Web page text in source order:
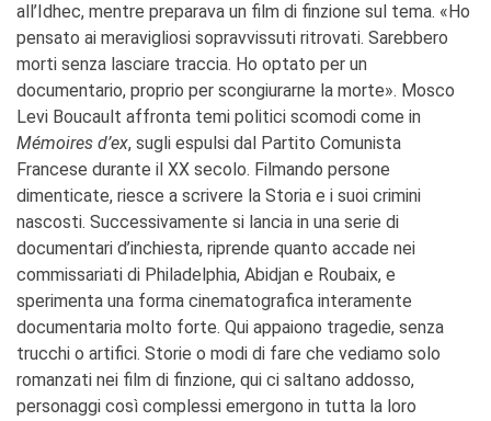
Coopération universitaire
Étudier en France
Soggiorni linguistici in
Francia
KULTUR ENSEMBLE
PALERME
Atelier Panormos - La
Bottega
Appels à candidatures
Résidences 2026
Résidences passées
Chantiers culturels à la
Zisa
RECHERCHER
all’Idhec, mentre preparava un film di finzione sul tema. «Ho
pensato ai meravigliosi sopravvissuti ritrovati. Sarebbero
morti senza lasciare traccia. Ho optato per un
documentario, proprio per scongiurarne la morte». Mosco
Levi Boucault affronta temi politici scomodi come in
Mémoires d’ex, sugli espulsi dal Partito Comunista
Francese durante il XX secolo. Filmando persone
dimenticate, riesce a scrivere la Storia e i suoi crimini
nascosti. Successivamente si lancia in una serie di
documentari d’inchiesta, riprende quanto accade nei
commissariati di Philadelphia, Abidjan e Roubaix, e
sperimenta una forma cinematografica interamente
documentaria molto forte. Qui appaiono tragedie, senza
trucchi o artifici. Storie o modi di fare che vediamo solo
romanzati nei film di finzione, qui ci saltano addosso,
personaggi così complessi emergono in tutta la loro